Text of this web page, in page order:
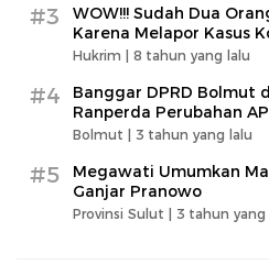
#3
WOW!!! Sudah Dua
Karena Melapor Kasus
Hukrim | 8 tahun yang lalu
#4
Banggar DPRD Bolmut
Ranperda Perubahan
Bolmut | 3 tahun yang lalu
#5
Megawati Umumkan
Ganjar Pranowo
Provinsi Sulut | 3 tahun yang